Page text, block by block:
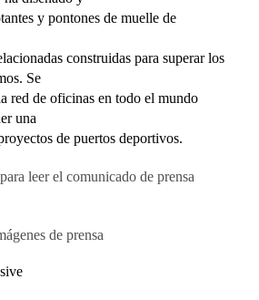
y pontones de muelle de
construidas para superar los
Se
red de oficinas en todo el mundo
una
de puertos deportivos.
leer el comunicado de prensa
de prensa